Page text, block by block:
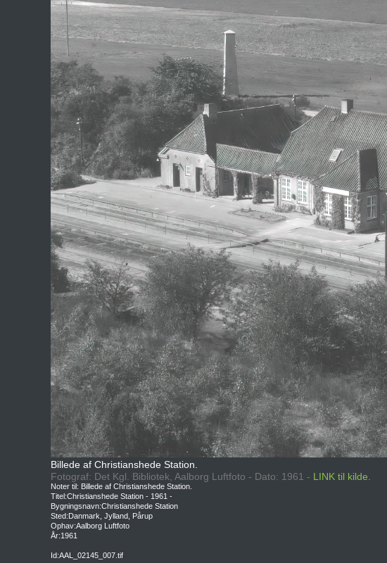
Billede af Christianshede Station.
Fotograf: Det Kgl. Bibliotek, Aalborg Luftfoto - Dato: 1961 - LINK til kilde.
Noter til: Billede af Christianshede Station.
Titel:Christianshede Station - 1961 -
Bygningsnavn:Christianshede Station
Sted:Danmark, Jylland, Pårup
Ophav:Aalborg Luftfoto
År:1961
Id:AAL_02145_007.tif